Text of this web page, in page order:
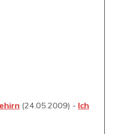
(24.05.2009) - Ich